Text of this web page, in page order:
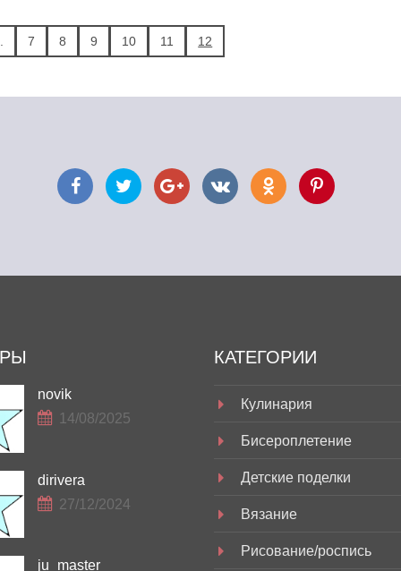
7 8 9 10 11 12
novik
14/08/2025
dirivera
27/12/2024
ju_master_
КАТЕГОРИИ
Кулинария
Бисероплетение
Детские поделки
Вязание
Рисование/роспись